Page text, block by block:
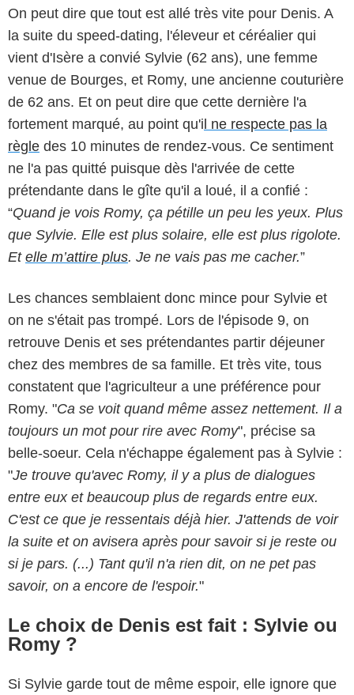
On peut dire que tout est allé très vite pour Denis. A
la suite du speed-dating, l'éleveur et céréalier qui
vient d'Isère a convié Sylvie (62 ans), une femme
venue de Bourges, et Romy, une ancienne couturière
de 62 ans. Et on peut dire que cette dernière l'a
fortement marqué, au point qu'il ne respecte pas la
règle des 10 minutes de rendez-vous. Ce sentiment
ne l'a pas quitté puisque dès l'arrivée de cette
prétendante dans le gîte qu'il a loué, il a confié :
“Quand je vois Romy, ça pétille un peu les yeux. Plus
que Sylvie. Elle est plus solaire, elle est plus rigolote.
Et elle m’attire plus. Je ne vais pas me cacher.”
Les chances semblaient donc mince pour Sylvie et
on ne s'était pas trompé. Lors de l'épisode 9, on
retrouve Denis et ses prétendantes partir déjeuner
chez des membres de sa famille. Et très vite, tous
constatent que l'agriculteur a une préférence pour
Romy. "Ca se voit quand même assez nettement. Il a
toujours un mot pour rire avec Romy", précise sa
belle-soeur. Cela n'échappe également pas à Sylvie :
"Je trouve qu'avec Romy, il y a plus de dialogues
entre eux et beaucoup plus de regards entre eux.
C'est ce que je ressentais déjà hier. J'attends de voir
la suite et on avisera après pour savoir si je reste ou
si je pars. (...) Tant qu'il n'a rien dit, on ne pet pas
savoir, on a encore de l'espoir."
Le choix de Denis est fait : Sylvie ou
Romy ?
Si Sylvie garde tout de même espoir, elle ignore que